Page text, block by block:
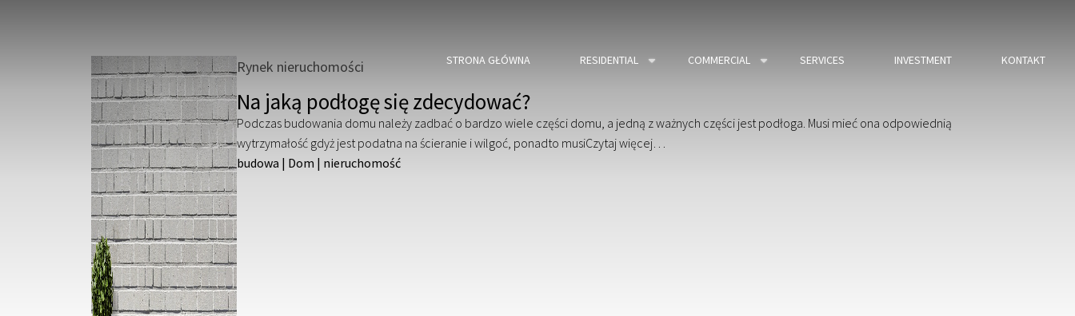
STRONA GŁÓWNA RESIDENTIAL COMMERCIAL SERVICES INVESTMENT KONTAKT
Rynek nieruchomości
Na jaką podłogę się zdecydować?
Podczas budowania domu należy zadbać o bardzo wiele części domu, a jedną z ważnych części jest podłoga. Musi mieć ona odpowiednią
wytrzymałość gdyż jest podatna na ścieranie i wilgoć, ponadto musiCzytaj więcej…
budowa | Dom | nieruchomość